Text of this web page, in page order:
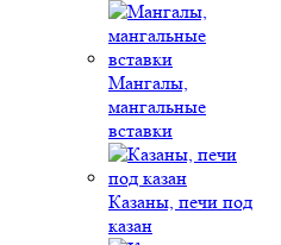
Мангалы,
мангальные
вставки
Казаны, печи под
казан